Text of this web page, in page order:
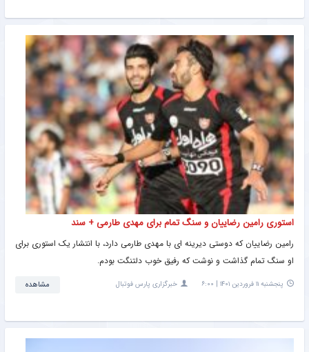
استوری رامین رضاییان و سنگ تمام برای مهدی طارمی + سند
رامین رضاییان که دوستی دیرینه ای با مهدی طارمی دارد، با انتشار یک استوری برای
او سنگ تمام گذاشت و نوشت که رفیق خوب دلتنگت بودم.
پنجشنبه ۱۱ فروردین ۱۴۰۱ | ۶:۰۰ خبرگزاری پارس فوتبال مشاهده